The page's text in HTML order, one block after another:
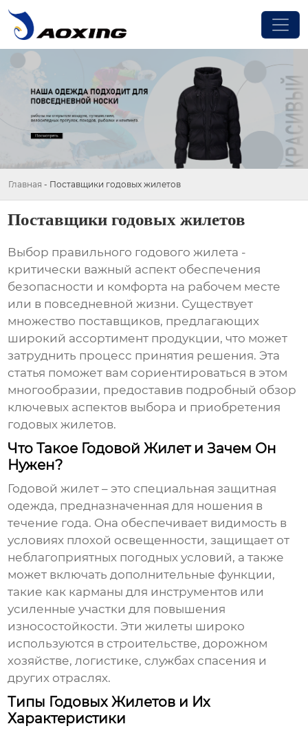
Главная - Поставщики годовых жилетов
Поставщики годовых жилетов
Выбор правильного годового жилета -
критически важный аспект обеспечения
безопасности и комфорта на рабочем месте
или в повседневной жизни. Существует
множество поставщиков, предлагающих
широкий ассортимент продукции, что может
затруднить процесс принятия решения. Эта
статья поможет вам сориентироваться в этом
многообразии, предоставив подробный обзор
ключевых аспектов выбора и приобретения
годовых жилетов.
Что Такое Годовой Жилет и Зачем Он
Нужен?
Годовой жилет – это специальная защитная
одежда, предназначенная для ношения в
течение года. Она обеспечивает видимость в
условиях плохой освещенности, защищает от
неблагоприятных погодных условий, а также
может включать дополнительные функции,
такие как карманы для инструментов или
усиленные участки для повышения
износостойкости. Эти жилеты широко
используются в строительстве, дорожном
хозяйстве, логистике, службах спасения и
других отраслях.
Типы Годовых Жилетов и Их
Характеристики